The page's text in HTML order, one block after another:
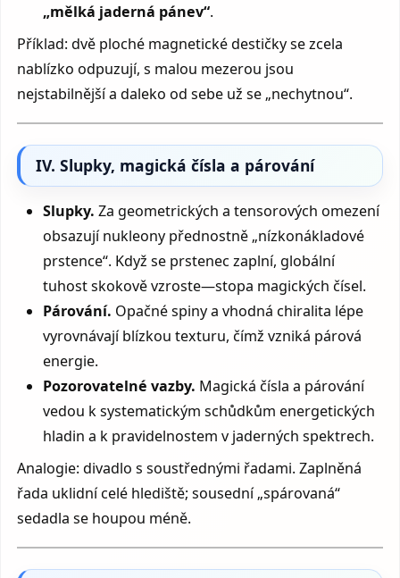
„mělká jaderná pánev“.
Příklad: dvě ploché magnetické destičky se zcela
nablízko odpuzují, s malou mezerou jsou
nejstabilnější a daleko od sebe už se „nechytnou“.
IV. Slupky, magická čísla a párování
Slupky. Za geometrických a tensorových omezení
obsazují nukleony přednostně „nízkonákladové
prstence“. Když se prstenec zaplní, globální
tuhost skokově vzroste—stopa magických čísel.
Párování. Opačné spiny a vhodná chiralita lépe
vyrovnávají blízkou texturu, čímž vzniká párová
energie.
Pozorovatelné vazby. Magická čísla a párování
vedou k systematickým schůdkům energetických
hladin a k pravidelnostem v jaderných spektrech.
Analogie: divadlo s soustřednými řadami. Zaplněná
řada uklidní celé hlediště; sousední „spárovaná“
sedadla se houpou méně.